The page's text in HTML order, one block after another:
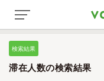
検索結果
滞在人数の検索結果